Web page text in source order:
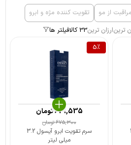
مراقبت از مو
تقویت کننده مژه و ابرو
ترینارزان ترین33 کالا
فیلتر ها
5%
سرم تقویت ابرو آیسول 3.2
میلی لیتر
675,300تومان
641,535تومان